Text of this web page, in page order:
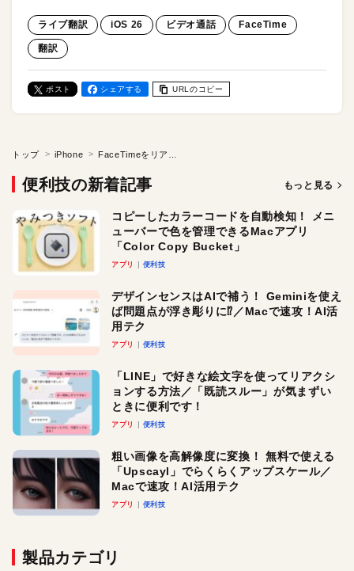
ライブ翻訳 iOS 26 ビデオ通話 FaceTime
翻訳
ポスト シェアする URLのコピー
トップ iPhone
便利技の新着記事 もっと見る
コピーしたカラーコードを自動検知！ メニ
ューバーで色を管理できるMacアプリ
「Color Copy Bucket」
アプリ 便利技
デザインセンスはAIで補う！ Geminiを使え
ば問題点が浮き彫りに⁉︎／Macで速攻！AI活
用テク
アプリ 便利技
「LINE」で好きな絵文字を使ってリアクシ
ョンする方法／「既読スルー」が気まずい
ときに便利です！
アプリ 便利技
粗い画像を高解像度に変換！ 無料で使える
「Upscayl」でらくらくアップスケール／
Macで速攻！AI活用テク
アプリ 便利技
製品カテゴリ